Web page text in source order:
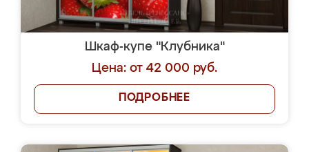
Шкаф-купе "Клубника"
Цена: от 42 000 руб.
ПОДРОБНЕЕ